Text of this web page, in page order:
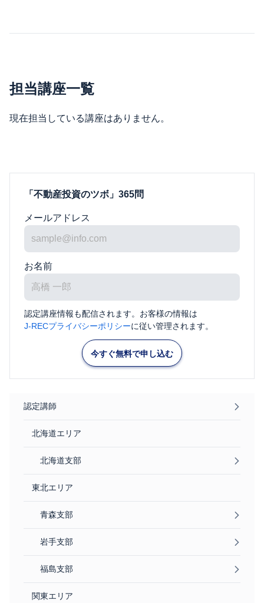
担当講座一覧
現在担当している講座はありません。
「不動産投資のツボ」365問
メールアドレス
お名前
認定講座情報も配信されます。お客様の情報は
J-RECプライバシーポリシーに従い管理されます。
今すぐ無料で申し込む
認定講師
北海道エリア
北海道支部
東北エリア
青森支部
岩手支部
福島支部
関東エリア